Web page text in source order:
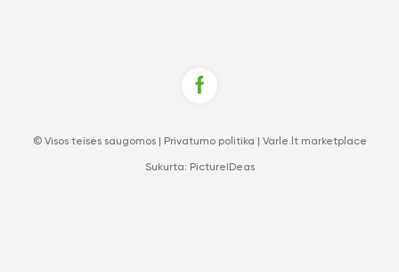
© Visos teisės saugomos | Privatumo politika Varle.lt marketplace
Sukurta: PictureIDeas